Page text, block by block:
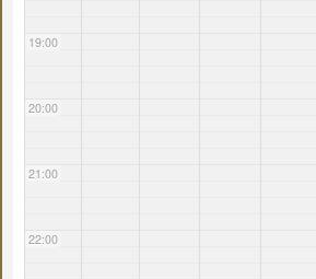
19:00
20:00
21:00
22:00